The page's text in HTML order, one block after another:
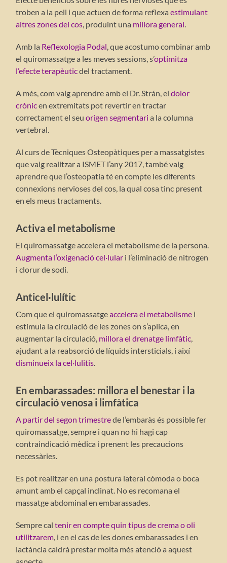
troben a la pell i que actuen de forma reflexaestimulant
altres zones del cos , produint una millora general
Amb la Reflexologia Podal , que acostumo combinar amb
el quiromassatge a les meves sessions, s’optimitza
l’efecte terapèuticdel tractament.
A més, com vaig aprendre amb el Dr. Strán, eldolor
crònicen extremitats pot revertir en tractar
correctament el seuorigen segmentari a la columna
vertebral.
Al curs de Tècniques Osteopàtiques per a massatgistes
que vaig realitzar a ISMET l’any 2017, també vaig
aprendre que l’osteopatia té en compte les diferents
connexions nervioses del cos, la qual cosa tinc present
en els meus tractaments.
Activa el metabolisme
El quiromassatge accelera el metabolisme de la persona.
Augmenta l’oxigenació cel·lular i l’eliminació de nitrogen
i clorur de sodi.
Anticel·lulític
Com que el quiromassatgeaccelera el metabolisme i
estimula la circulació de les zones on s’aplica, en
augmentar la circulació, millora el drenatge limfàtic
ajudant a la reabsorció de líquids intersticials, i així
disminueix la cel·lulitis
En embarassades: millora el benestar i la
circulació venosa i limfàtica
A partir del segon trimestrede l’embaràs és possible fer
quiromassatge, sempre i quan no hi hagi cap
contraindicació mèdica i prenent les precaucions
necessàries.
Es pot realitzar en una postura lateral còmoda o boca
amunt amb el capçal inclinat. No es recomana el
massatge abdominal en embarassades.
Sempre cal tenir en compte quin tipus de crema o oli
utilitzarem , i en el cas de les dones embarassades i en
lactància caldrà prestar molta més atenció a aquest
aspecte.